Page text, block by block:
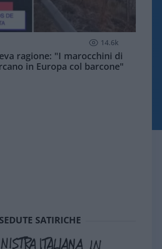
14.6k
ragione: "I marocchini di
in Europa col barcone"
SEDUTE SATIRICHE